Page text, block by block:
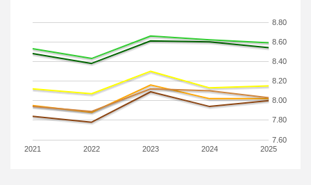
2021 2022 2023 2024 2025
7.60
7.80
8.00
8.20
8.40
8.60
8.80